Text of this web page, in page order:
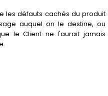
les défauts cachés du produit
auquel on le destine, ou
le Client ne l'aurait jamais